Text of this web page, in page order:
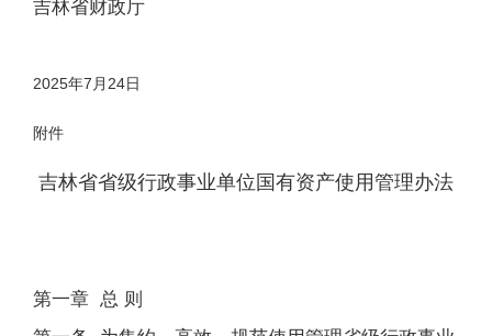
吉林省财政厅
2025年7月24日
附件
吉林省省级行政事业单位国有资产使用管理办法
第一章 总 则